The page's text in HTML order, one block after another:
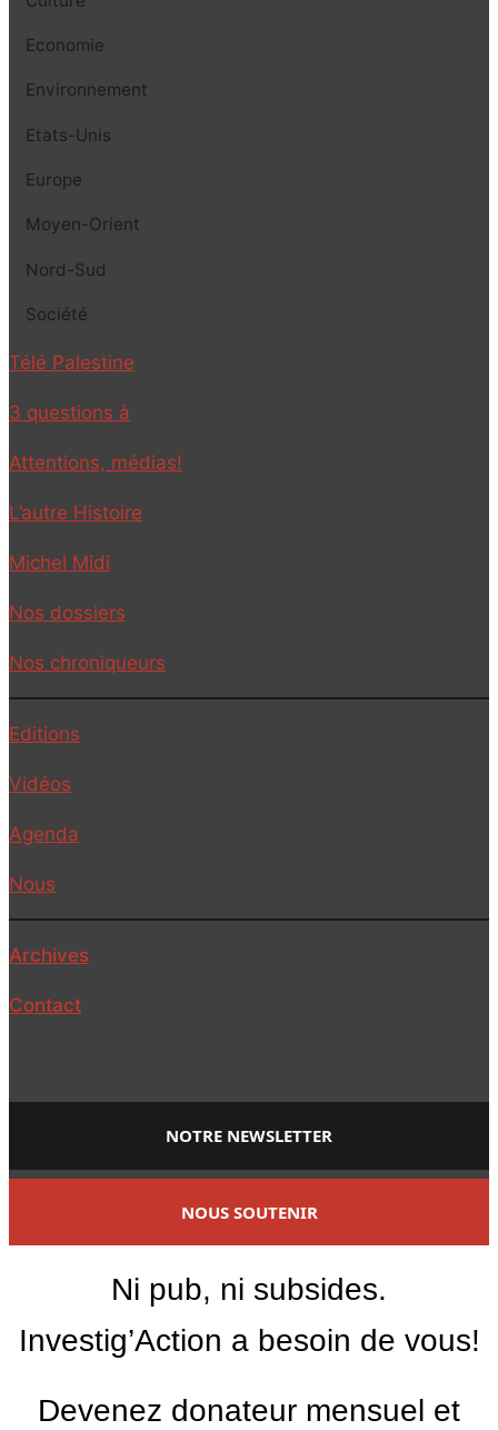
Economie
Environnement
Etats-Unis
Europe
Moyen-Orient
Nord-Sud
Société
Télé Palestine
3 questions à
Attentions, médias!
L’autre Histoire
Michel Midi
Nos dossiers
Nos chroniqueurs
Editions
Vidéos
Agenda
Nous
Archives
Contact
NOTRE NEWSLETTER
NOUS SOUTENIR
Ni pub, ni subsides.
Investig’Action a besoin de vous!
Devenez donateur mensuel et